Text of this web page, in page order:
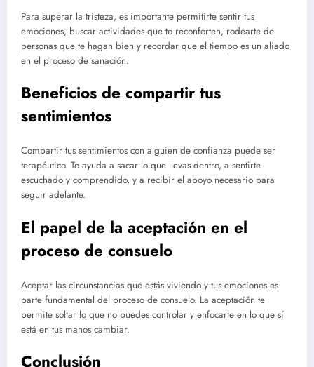
Para superar la tristeza, es importante permitirte sentir tus
emociones, buscar actividades que te reconforten, rodearte de
personas que te hagan bien y recordar que el tiempo es un aliado
en el proceso de sanación.
Beneficios de compartir tus
sentimientos
Compartir tus sentimientos con alguien de confianza puede ser
terapéutico. Te ayuda a sacar lo que llevas dentro, a sentirte
escuchado y comprendido, y a recibir el apoyo necesario para
seguir adelante.
El papel de la aceptación en el
proceso de consuelo
Aceptar las circunstancias que estás viviendo y tus emociones es
parte fundamental del proceso de consuelo. La aceptación te
permite soltar lo que no puedes controlar y enfocarte en lo que sí
está en tus manos cambiar.
Conclusión